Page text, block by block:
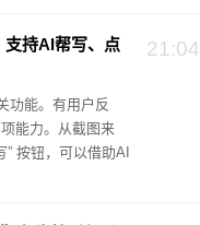
21:04
支持AI帮写、点
功能。有用户反
能力。从截图来
按钮，可以借助AI